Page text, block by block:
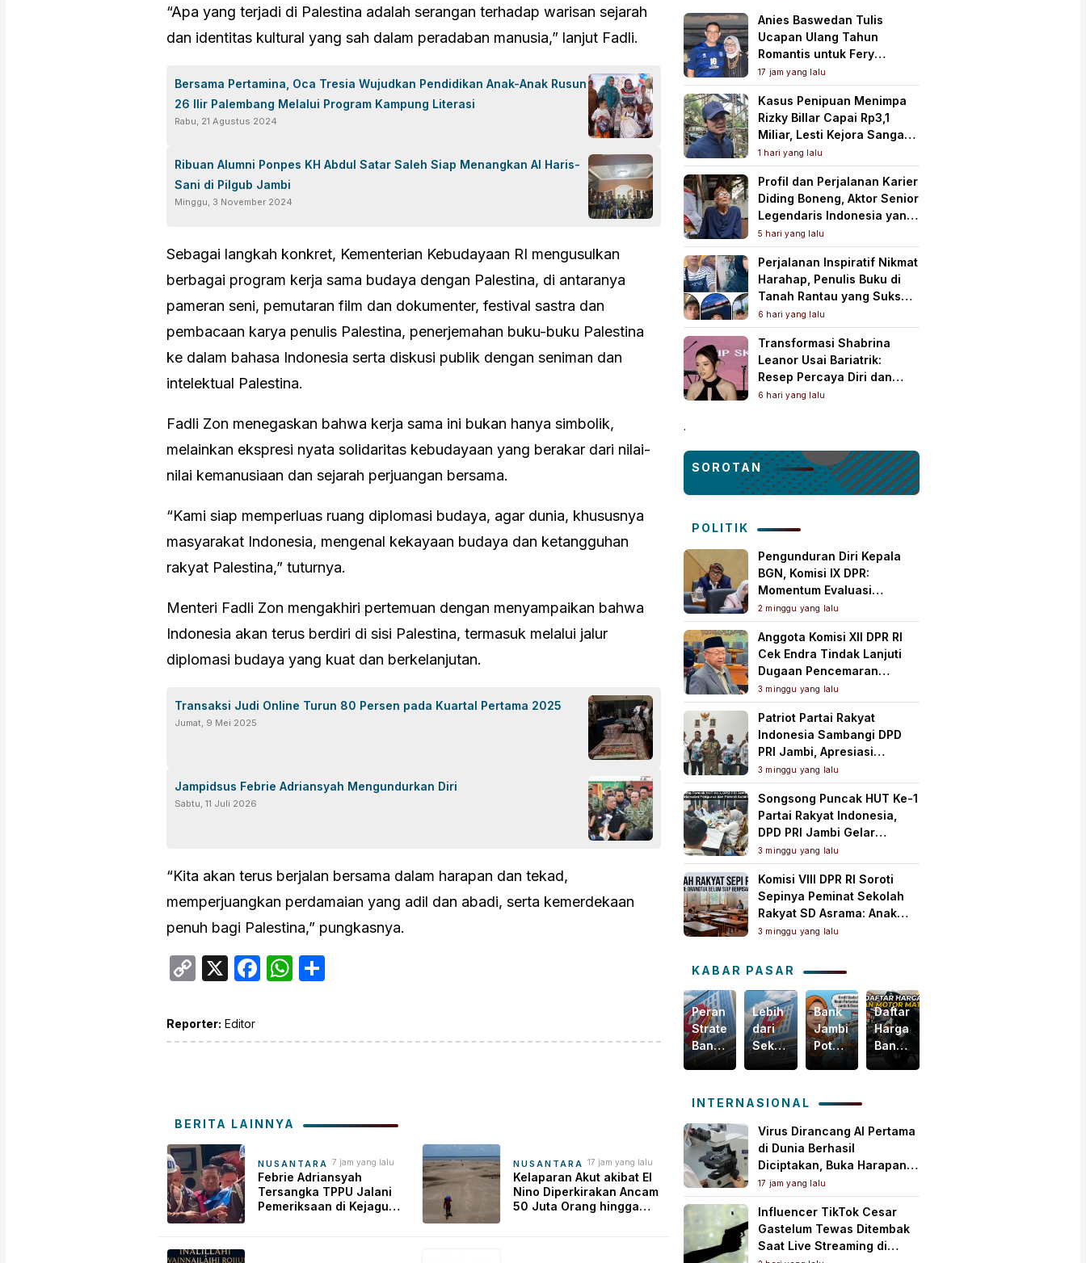
“Apa yang terjadi di Palestina adalah serangan terhadap warisan sejarah
dan identitas kultural yang sah dalam peradaban manusia,” lanjut Fadli.
Bersama Pertamina, Oca Tresia Wujudkan Pendidikan Anak-Anak Rusun
26 Ilir Palembang Melalui Program Kampung Literasi
Rabu, 21 Agustus 2024
Ribuan Alumni Ponpes KH Abdul Satar Saleh Siap Menangkan Al Haris-
Sani di Pilgub Jambi
Minggu, 3 November 2024
Sebagai langkah konkret, Kementerian Kebudayaan RI mengusulkan
berbagai program kerja sama budaya dengan Palestina, di antaranya
pameran seni, pemutaran film dan dokumenter, festival sastra dan
pembacaan karya penulis Palestina, penerjemahan buku-buku Palestina
ke dalam bahasa Indonesia serta diskusi publik dengan seniman dan
intelektual Palestina.
Fadli Zon menegaskan bahwa kerja sama ini bukan hanya simbolik,
melainkan ekspresi nyata solidaritas kebudayaan yang berakar dari nilai-
nilai kemanusiaan dan sejarah perjuangan bersama.
“Kami siap memperluas ruang diplomasi budaya, agar dunia, khususnya
masyarakat Indonesia, mengenal kekayaan budaya dan ketangguhan
rakyat Palestina,” tuturnya.
Menteri Fadli Zon mengakhiri pertemuan dengan menyampaikan bahwa
Indonesia akan terus berdiri di sisi Palestina, termasuk melalui jalur
diplomasi budaya yang kuat dan berkelanjutan.
Transaksi Judi Online Turun 80 Persen pada Kuartal Pertama 2025
Jumat, 9 Mei 2025
Jampidsus Febrie Adriansyah Mengundurkan Diri
Sabtu, 11 Juli 2026
“Kita akan terus berjalan bersama dalam harapan dan tekad,
memperjuangkan perdamaian yang adil dan abadi, serta kemerdekaan
penuh bagi Palestina,” pungkasnya.
Copy
X Facebook
WhatsApp
Reporter: Editor
BERITA LAINNYA
NUSANTARA 7 jam yang lalu
Febrie Adriansyah
Tersangka TPPU Jalani
Pemeriksaan di Kejagung
NUSANTARA 17 jam yang lalu
Kelaparan Akut akibat El
Nino Diperkirakan Ancam
50 Juta Orang hingga
Anies Baswedan Tulis
Ucapan Ulang Tahun
Romantis untuk Fery
Farhati, Ungkap Syukur
Perjalanan Panjang
Bersama
17 jam yang lalu
Kasus Penipuan Menimpa
Rizky Billar Capai Rp3,1
Miliar, Lesti Kejora Sangat
Kesal
1 hari yang lalu
Profil dan Perjalanan Karier
Diding Boneng, Aktor Senior
Legendaris Indonesia yang
Meninggal Dunia
5 hari yang lalu
Perjalanan Inspiratif Nikmat
Harahap, Penulis Buku di
Tanah Rantau yang Sukses
Lewat Karya Best Seller
6 hari yang lalu
Transformasi Shabrina
Leanor Usai Bariatrik:
Resep Percaya Diri dan
Rahasia Body Shaping
6 hari yang lalu
.
SOROTAN
POLITIK
Pengunduran Diri Kepala
BGN, Komisi IX DPR:
Momentum Evaluasi
Menyeluruh Program MBG
2 minggu yang lalu
Anggota Komisi XII DPR RI
Cek Endra Tindak Lanjuti
Dugaan Pencemaran
Lingkungan PT Samudera
Mahkota Mas
3 minggu yang lalu
Patriot Partai Rakyat
Indonesia Sambangi DPD
PRI Jambi, Apresiasi
Kesiapan dan Dukung Asta
Cita Presiden
3 minggu yang lalu
Songsong Puncak HUT Ke-1
Partai Rakyat Indonesia,
DPD PRI Jambi Gelar
Perkenalan Pengurus dan
Pererat Soliditas
3 minggu yang lalu
Komisi VIII DPR RI Soroti
Sepinya Peminat Sekolah
Rakyat SD Asrama: Anak
Masih Butuh Dekat Orang
3 minggu yang lalu
KABAR PASAR
Peran
Strategis
Bank
Jambi
Mengakselerasi
Daerah
Lebih
dari
Sekadar
Bisnis,
Intip
Bank
Jambi
Menebar
Kebaikan
untuk
Masyarakat!
Bank
Jambi
Potensial
Garap
Mesin
Baru
Pertumbuhan
Ekonomi
Daerah
Daftar
Harga
Ban
Motor
Rp150
INTERNASIONAL
Virus Dirancang AI Pertama
di Dunia Berhasil
Diciptakan, Buka Harapan
Pengobatan Baru Sekaligus
Picu Kekhawatiran
17 jam yang lalu
Influencer TikTok Cesar
Gastelum Tewas Ditembak
Saat Live Streaming di